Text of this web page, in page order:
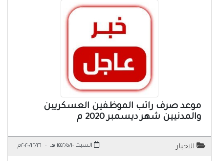
موعد صرف راتب الموظفين العسكريين
والمدنيين شهر ديسمبر 2020 م
الاخبار السبت ١٤٤٢/٥/١٠ هـ - ٢٠٢٠/١٢/٢٦م